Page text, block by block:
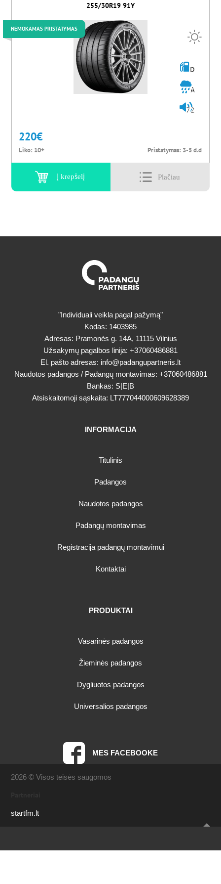
255/30R19 91Y
NEMOKAMAS PRISTATYMAS
D
A
72
220€
Liko: 10+ Pristatymas: 3-5 d.d
Į krepšelį
"Individuali veikla pagal pažymą"
Kodas: 1403985
Adresas: Pramonės g. 14A, 11115 Vilnius
Užsakymų pagalbos linija: +37060486881
El. pašto adresas: info@padangupartneris.lt
Naudotos padangos / Padangų montavimas: +37060486881
Bankas: S|E|B
Atsiskaitomoji sąskaita: LT777044000609628389
INFORMACIJA
Titulinis
Padangos
Naudotos padangos
Padangų montavimas
Registracija padangų montavimui
Kontaktai
PRODUKTAI
Vasarinės padangos
Žieminės padangos
Dygliuotos padangos
Universalios padangos
MES FACEBOOKE
2026 © Visos teisės saugomos
startfm.lt